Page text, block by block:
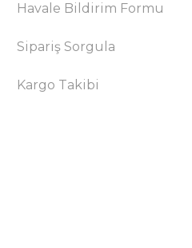
Havale Bildirim Formu
Sipariş Sorgula
Kargo Takibi